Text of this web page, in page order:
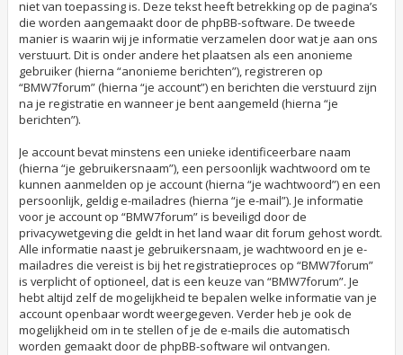
niet van toepassing is. Deze tekst heeft betrekking op de pagina’s
die worden aangemaakt door de phpBB-software. De tweede
manier is waarin wij je informatie verzamelen door wat je aan ons
verstuurt. Dit is onder andere het plaatsen als een anonieme
gebruiker (hierna “anonieme berichten”), registreren op
“BMW7forum” (hierna “je account”) en berichten die verstuurd zijn
na je registratie en wanneer je bent aangemeld (hierna “je
berichten”).
Je account bevat minstens een unieke identificeerbare naam
(hierna “je gebruikersnaam”), een persoonlijk wachtwoord om te
kunnen aanmelden op je account (hierna “je wachtwoord”) en een
persoonlijk, geldig e-mailadres (hierna “je e-mail”). Je informatie
voor je account op “BMW7forum” is beveiligd door de
privacywetgeving die geldt in het land waar dit forum gehost wordt.
Alle informatie naast je gebruikersnaam, je wachtwoord en je e-
mailadres die vereist is bij het registratieproces op “BMW7forum”
is verplicht of optioneel, dat is een keuze van “BMW7forum”. Je
hebt altijd zelf de mogelijkheid te bepalen welke informatie van je
account openbaar wordt weergegeven. Verder heb je ook de
mogelijkheid om in te stellen of je de e-mails die automatisch
worden gemaakt door de phpBB-software wil ontvangen.